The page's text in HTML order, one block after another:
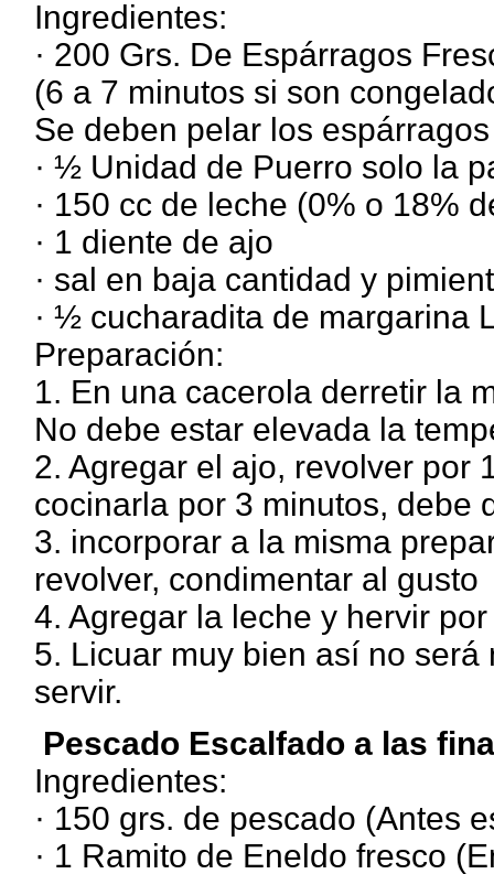
Ingredientes:
· 200 Grs. De Espárragos
(6 a 7 minutos si son
Se deben pelar los
· ½ Unidad de Puerro solo la
· 150 cc de leche (0% o 18%
· 1 diente de ajo
· sal en baja cantidad y
· ½ cucharadita de margarina
Preparación:
1. En una cacerola derretir la
No debe estar elevada la
2. Agregar el ajo, revolver por
cocinarla por 3 minutos, debe
3. incorporar a la misma
revolver, condimentar al gusto
4. Agregar la leche y hervir
5. Licuar muy bien así no
servir.
Pescado Escalfado a las
Ingredientes:
· 150 grs. de pescado (Antes
· 1 Ramito de Eneldo fresco